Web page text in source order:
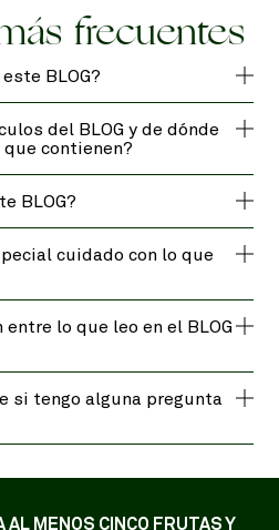
frecuentes
BLOG?
del BLOG y de dónde
contienen?
BLOG?
cuidado con lo que
lo que leo en el BLOG
si tengo alguna pregunta
AL MENOS CINCO FRUTAS Y